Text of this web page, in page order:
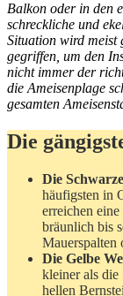
Balkon oder in den
schreckliche und
Situation wird meist
gegriffen, um den
nicht immer der
die Ameisenplage
gesamten
Die
Die
häufigsten in
erreichen
bräunlich bis
Mauerspalten
Die Gelbe
kleiner als die
hellen